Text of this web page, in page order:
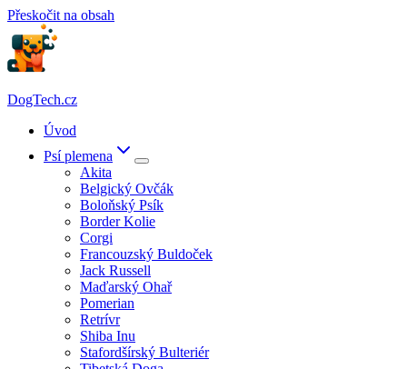
Přeskočit na obsah
DogTech.cz
Úvod
Psí plemena
Akita
Belgický Ovčák
Boloňský Psík
Border Kolie
Corgi
Francouzský Buldoček
Jack Russell
Maďarský Ohař
Pomerian
Retrívr
Shiba Inu
Stafordšírský Bulteriér